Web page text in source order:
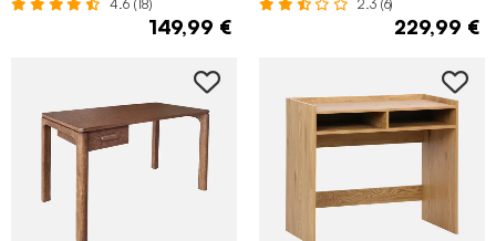
4.6 (18)
149,99 €
2.3 (6)
229,99 €